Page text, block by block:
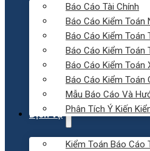
Báo Cáo Tài Chính
Báo Cáo Kiểm Toán
Báo Cáo Kiểm Toán
Báo Cáo Kiểm Toán
Báo Cáo Kiểm Toán
Báo Cáo Kiểm Toán
Mẫu Báo Cáo Và
Phân Tích Ý Kiến
Dịch vụ
Kiểm Toán Báo Cáo